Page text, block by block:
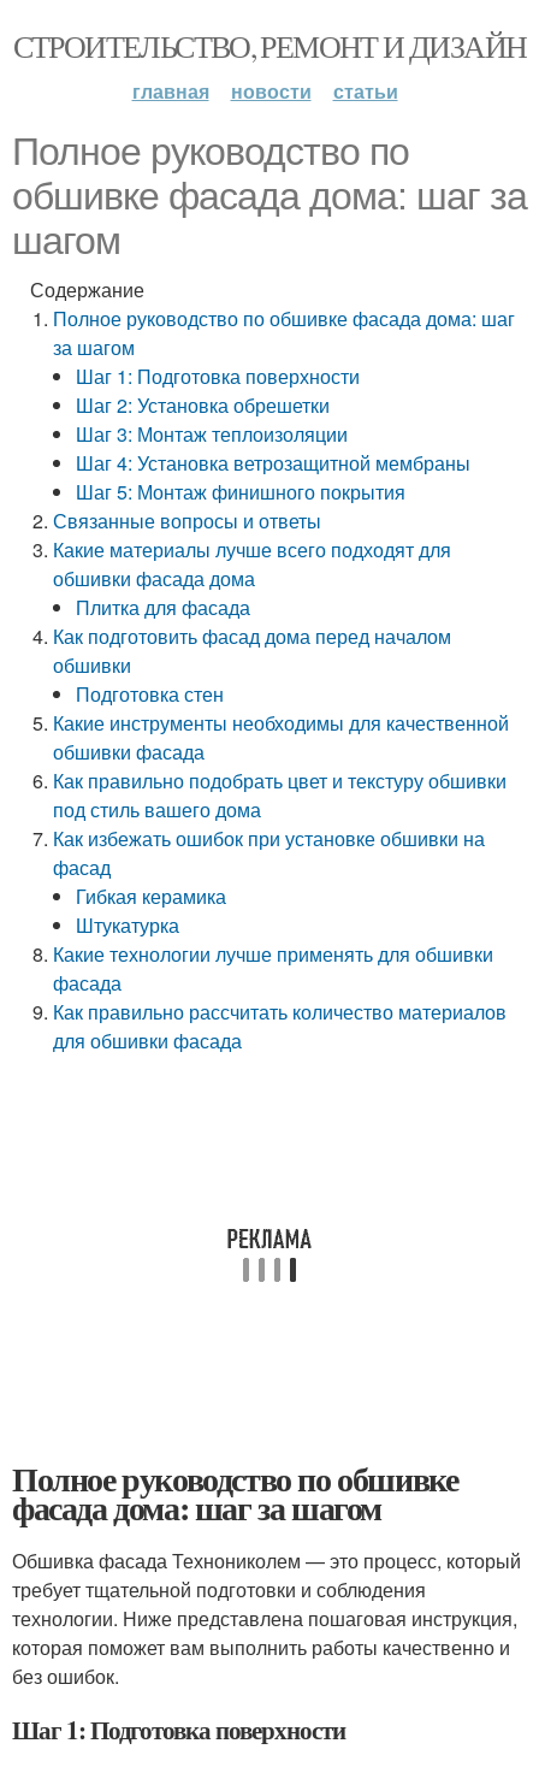
СТРОИТЕЛЬСТВО, РЕМОНТ И ДИЗАЙН
главная новости статьи
Полное руководство по
обшивке фасада дома: шаг за
шагом
Содержание
Полное руководство по обшивке фасада дома: шаг
за шагом
Шаг 1: Подготовка поверхности
Шаг 2: Установка обрешетки
Шаг 3: Монтаж теплоизоляции
Шаг 4: Установка ветрозащитной мембраны
Шаг 5: Монтаж финишного покрытия
Связанные вопросы и ответы
Какие материалы лучше всего подходят для
обшивки фасада дома
Плитка для фасада
Как подготовить фасад дома перед началом
обшивки
Подготовка стен
Какие инструменты необходимы для качественной
обшивки фасада
Как правильно подобрать цвет и текстуру обшивки
под стиль вашего дома
Как избежать ошибок при установке обшивки на
фасад
Гибкая керамика
Штукатурка
Какие технологии лучше применять для обшивки
фасада
Как правильно рассчитать количество материалов
для обшивки фасада
Полное руководство по обшивке
фасада дома: шаг за шагом
Обшивка фасада Технониколем — это процесс, который
требует тщательной подготовки и соблюдения
технологии. Ниже представлена пошаговая инструкция,
которая поможет вам выполнить работы качественно и
без ошибок.
Шаг 1: Подготовка поверхности